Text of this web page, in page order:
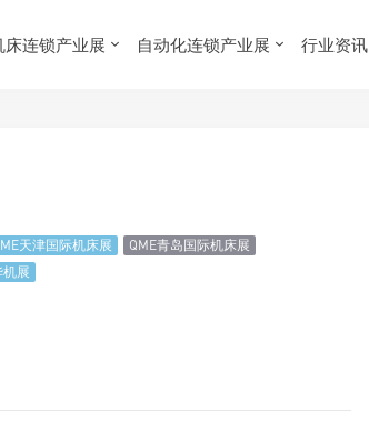
床连锁产业展 自动化连锁产业展 行业资讯
天津国际机床展
QME青岛国际机床展
机展